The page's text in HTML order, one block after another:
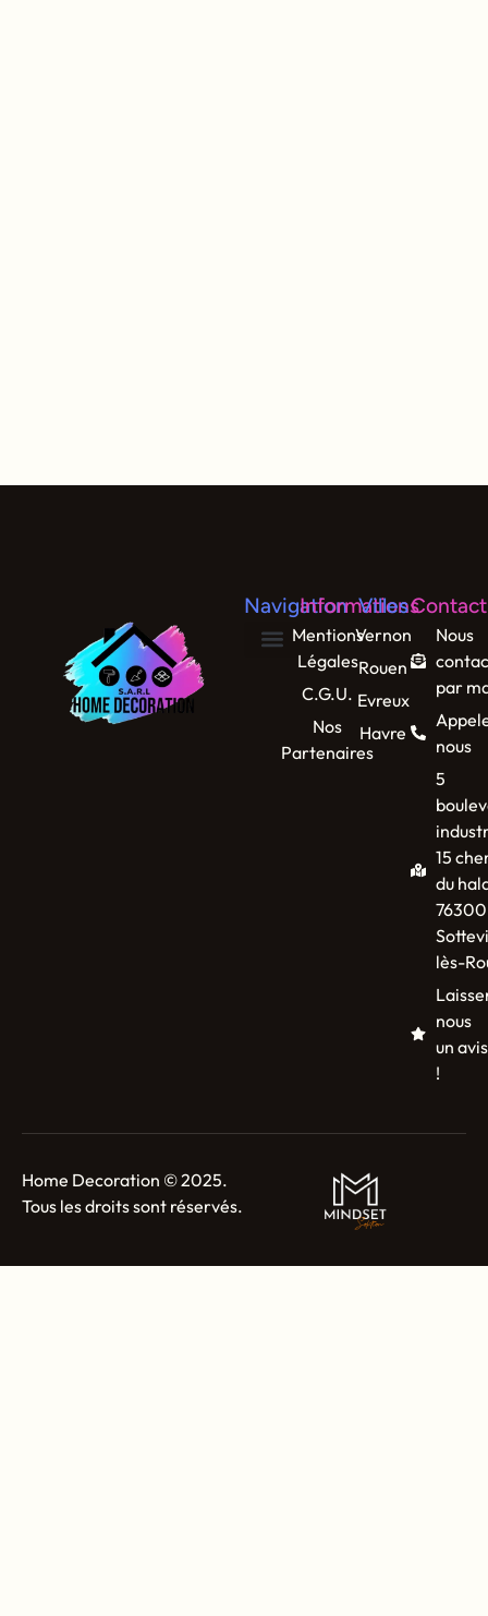
NavigationInformations
Mentions
Légales
C.G.U.
Nos
Partenaires
Villes
Vernon
Rouen
Evreux
Havre
Contact
Nous
par
nous
5
15
du
76300
lès-
nous
un avis
!
Home Decoration © 2025.
Tous les droits sont réservés.